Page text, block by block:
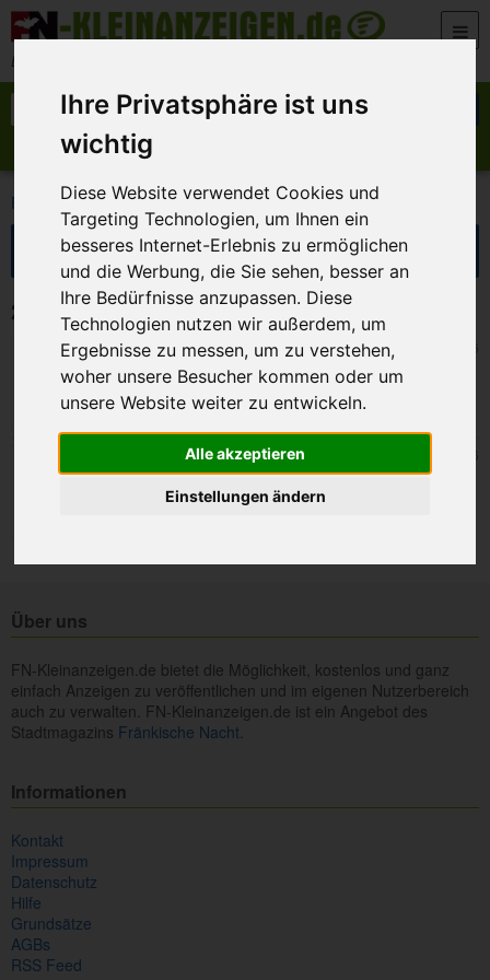
Ihre Privatsphäre ist uns
wichtig
Diese Website verwendet Cookies und
Targeting Technologien, um Ihnen ein
besseres Internet-Erlebnis zu ermöglichen
und die Werbung, die Sie sehen, besser an
Ihre Bedürfnisse anzupassen. Diese
Technologien nutzen wir außerdem, um
Ergebnisse zu messen, um zu verstehen,
woher unsere Besucher kommen oder um
unsere Website weiter zu entwickeln.
Alle akzeptieren
Einstellungen ändern
Zum Inhalt springen
Der beste Platz für deine kostenlose Anzeige
Suche nach:
Anzeige aufgeben
FN-Kleinanzeigen>Marktplatz>Bücher
Suche eingrenzen
2 Kleinanzeigen in Bücher
Scheßlitz
Kalender von Musik-Trio Peter, Sue & Marc
aus dem Jahr 2015 oder 2016
München
Ich suche alte Schulbücher von früher.
Über uns
FN-Kleinanzeigen.de bietet die Möglichkeit, kostenlos und ganz
einfach Anzeigen zu veröffentlichen und im eigenen Nutzerbereich
auch zu verwalten. FN-Kleinanzeigen.de ist ein Angebot des
Stadtmagazins Fränkische Nacht.
Informationen
Kontakt
Impressum
Datenschutz
Hilfe
Grundsätze
AGBs
RSS Feed